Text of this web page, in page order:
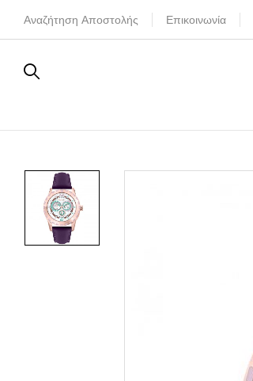
Αναζήτηση Αποστολής Επικοινωνία